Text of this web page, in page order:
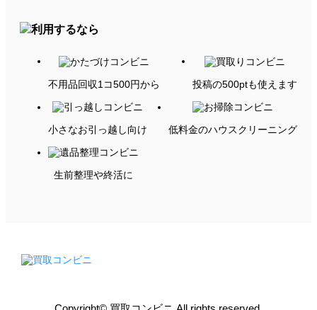
不用品回収1コ500円から 投稿の500ptも使えます
小さなお引っ越し向け 低料金のハウスクリーニング
生前整理や終活に